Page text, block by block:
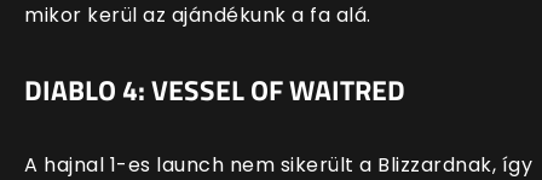
mikor kerül az ajándékunk a fa alá.
DIABLO 4: VESSEL OF WAITRED
A hajnal 1-es launch nem sikerült a Blizzardnak, így